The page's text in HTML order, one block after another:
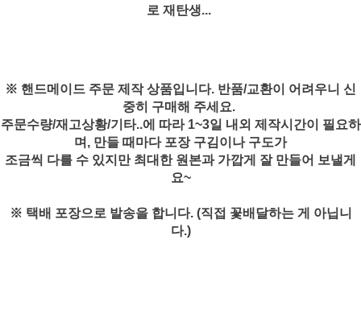
로 재탄생...
※ 핸드메이드 주문 제작 상품입니다. 반품/교환이 어려우니 신
중히 구매해 주세요.
주문수량/재고상황/기타..에 따라 1~3일 내외 제작시간이 필요하
며, 만들 때마다 포장 구김이나 구도가
조금씩 다를 수 있지만 최대한 원본과 가깝게 잘 만들어 보낼게
요~
※ 택배 포장으로 발송을 합니다. (직접 꽃배달하는 게 아닙니
다.)